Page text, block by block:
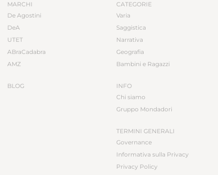
MARCHI
De Agostini
DeA
UTET
ABraCadabra
AMZ
BLOG
CATEGORIE
Varia
Saggistica
Narrativa
Geografia
Bambini e Ragazzi
INFO
Chi siamo
Gruppo Mondadori
TERMINI GENERALI
Governance
Informativa sulla Privacy
Privacy Policy